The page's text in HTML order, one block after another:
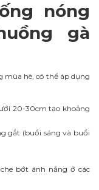
nóng
gà
hè, có thể áp dụng
20-30cm tạo khoảng
gắt (buổi sáng và buổi
bớt ánh nắng ở các